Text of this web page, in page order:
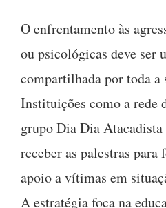
O enfrentamento às
ou psicológicas deve ser
compartilhada por toda
Instituições como a rede
grupo Dia Dia
receber as palestras para
apoio a vítimas em
A estratégia foca na